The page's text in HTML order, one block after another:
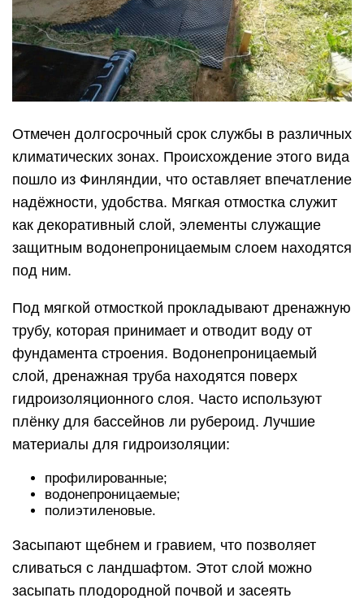
Отмечен долгосрочный срок службы в различных
климатических зонах. Происхождение этого вида
пошло из Финляндии, что оставляет впечатление
надёжности, удобства. Мягкая отмостка служит
как декоративный слой, элементы служащие
защитным водонепроницаемым слоем находятся
под ним.
Под мягкой отмосткой прокладывают дренажную
трубу, которая принимает и отводит воду от
фундамента строения. Водонепроницаемый
слой, дренажная труба находятся поверх
гидроизоляционного слоя. Часто используют
плёнку для бассейнов ли рубероид. Лучшие
материалы для гидроизоляции:
профилированные;
водонепроницаемые;
полиэтиленовые.
Засыпают щебнем и гравием, что позволяет
сливаться с ландшафтом. Этот слой можно
засыпать плодородной почвой и засеять